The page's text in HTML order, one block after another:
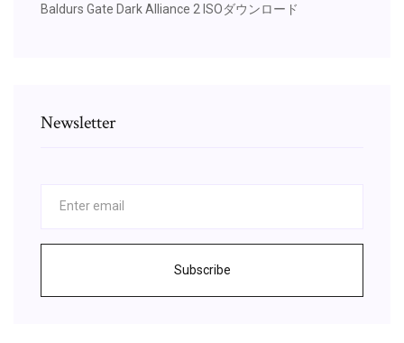
Baldurs Gate Dark Alliance 2 ISOダウンロード
Newsletter
Subscribe